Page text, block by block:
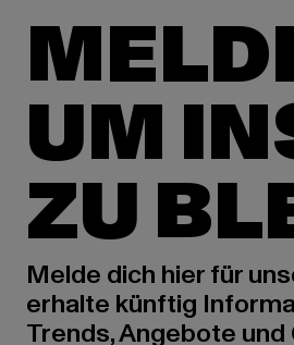
UM
ZU
Melde dich hier für
erhalte künftig
Trends, Angebote